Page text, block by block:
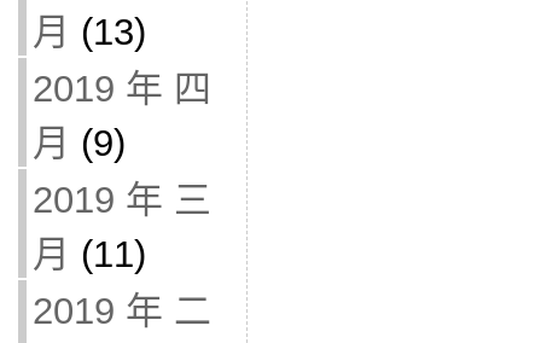
月 (13)
2019 年 四
月 (9)
2019 年 三
月 (11)
2019 年 二